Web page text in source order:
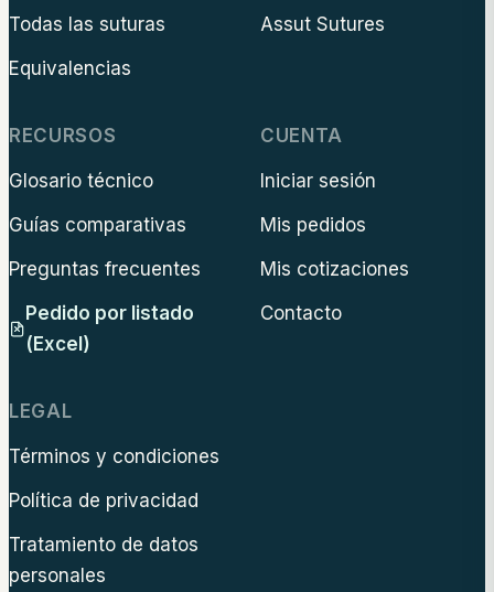
Todas las suturas
Equivalencias
Assut Sutures
RECURSOS
Glosario técnico
Guías comparativas
Preguntas frecuentes
Pedido por listado
(Excel)
CUENTA
Iniciar sesión
Mis pedidos
Mis cotizaciones
Contacto
LEGAL
Términos y condiciones
Política de privacidad
Tratamiento de datos
personales